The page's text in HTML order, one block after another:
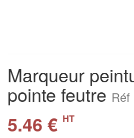
Marqueur
pointe feutre Réf
5.46 € HT